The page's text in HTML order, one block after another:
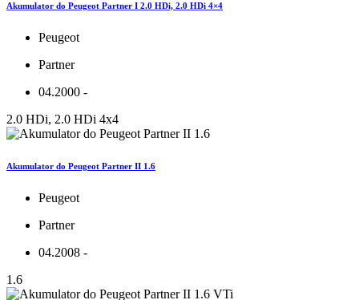
Akumulator do Peugeot Partner I 2.0 HDi, 2.0 HDi 4×4
Peugeot
Partner
04.2000 -
2.0 HDi, 2.0 HDi 4x4
Akumulator do Peugeot Partner II 1.6
Peugeot
Partner
04.2008 -
1.6